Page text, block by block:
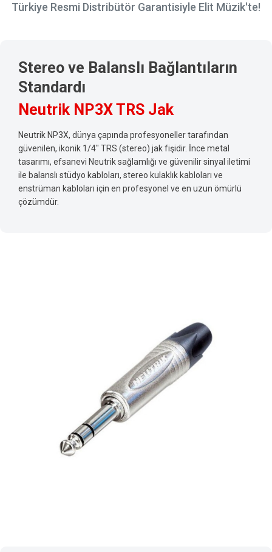
Türkiye Resmi Distribütör Garantisiyle Elit Müzik'te!
Stereo ve Balanslı Bağlantıların
Standardı
Neutrik NP3X TRS Jak
Neutrik NP3X, dünya çapında profesyoneller tarafından
güvenilen, ikonik 1/4" TRS (stereo) jak fişidir. İnce metal
tasarımı, efsanevi Neutrik sağlamlığı ve güvenilir sinyal iletimi
ile balanslı stüdyo kabloları, stereo kulaklık kabloları ve
enstrüman kabloları için en profesyonel ve en uzun ömürlü
çözümdür.